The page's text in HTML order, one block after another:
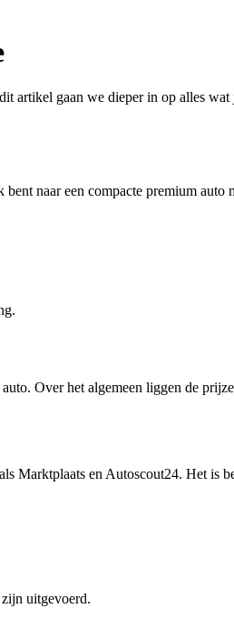
artikel gaan we dieper in op alles
naar een compacte premium
Over het algemeen liggen de
Marktplaats en Autoscout24. Het is
uitgevoerd.